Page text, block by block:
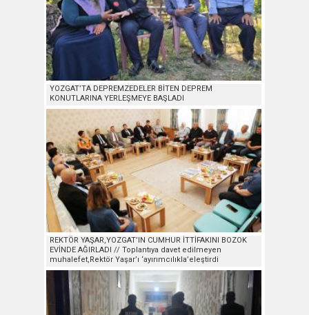
YOZGAT’TA DEPREMZEDELER BİTEN DEPREM
KONUTLARINA YERLEŞMEYE BAŞLADI
REKTÖR YAŞAR,YOZGAT’IN CUMHUR İTTİFAKINI BOZOK
EVİNDE AĞIRLADI // Toplantıya davet edilmeyen
muhalefet,Rektör Yaşar’ı ‘ayırımcılıkla’eleştirdi